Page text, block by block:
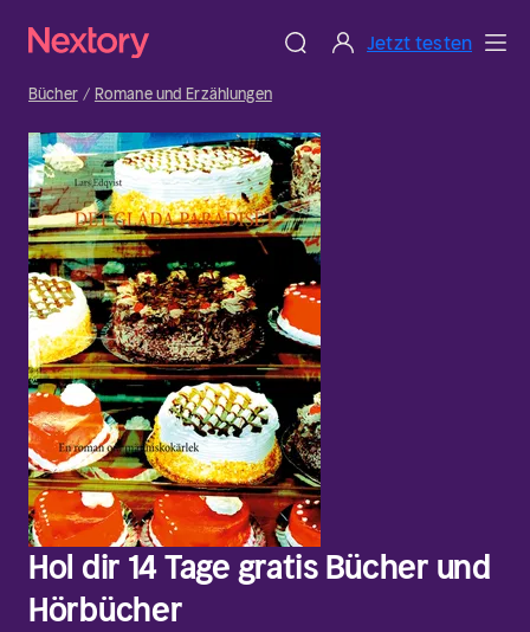
Jetzt testen
Bücher Romane und Erzählungen
Hol dir 14 Tage gratis Bücher und
Hörbücher